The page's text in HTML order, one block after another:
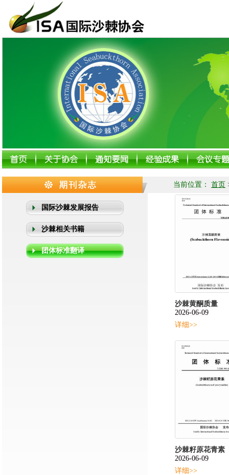
当前位置： 首页
国际沙棘发展报告
沙棘相关书籍
团体标准翻译
沙棘黄酮质量
2026-06-09
详细>>
沙棘籽原花青素
2026-06-09
详细>>